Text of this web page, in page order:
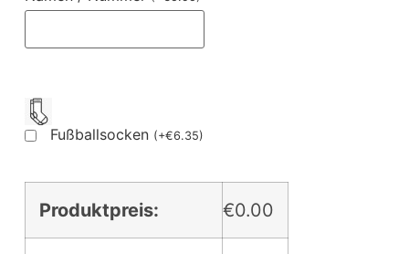
Fußballsocken (+€6.35)
Produktpreis: €0.00